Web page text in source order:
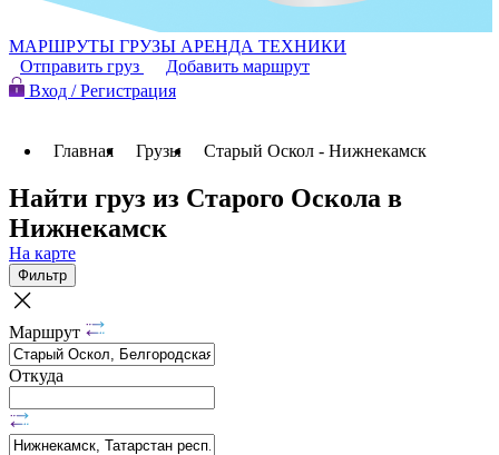
МАРШРУТЫ ГРУЗЫ АРЕНДА ТЕХНИКИ
Отправить груз
Добавить маршрут
Вход / Регистрация
Главная Грузы Старый Оскол - Нижнекамск
Найти груз из Старого Оскола в
Нижнекамск
На карте
Фильтр
Маршрут
Откуда